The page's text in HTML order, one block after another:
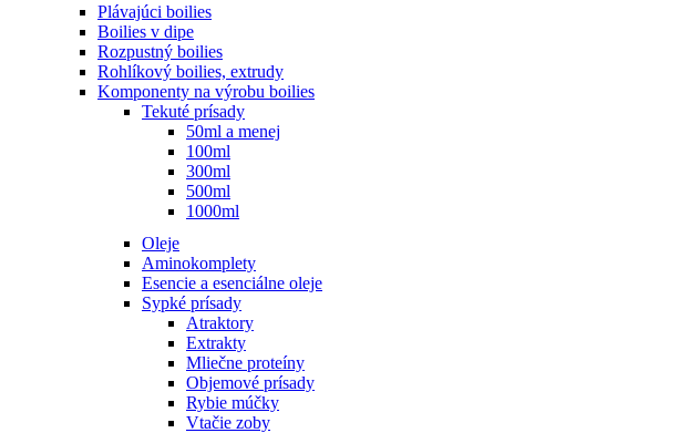
Plávajúci boilies
Boilies v dipe
Rozpustný boilies
Rohlíkový boilies, extrudy
Komponenty na výrobu boilies
Tekuté prísady
50ml a menej
100ml
300ml
500ml
1000ml
Oleje
Aminokomplety
Esencie a esenciálne oleje
Sypké prísady
Atraktory
Extrakty
Mliečne proteíny
Objemové prísady
Rybie múčky
Vtačie zoby